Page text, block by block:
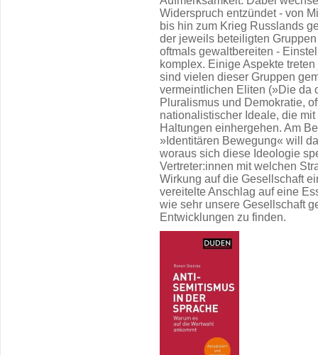
Widerspruch entzündet - von
bis hin zum Krieg Russlands
der jeweils beteiligten
oftmals gewaltbereiten -
komplex. Einige Aspekte
sind vielen dieser Gruppen
vermeintlichen Eliten (»Die da
Pluralismus und Demokratie,
nationalistischer Ideale, die
Haltungen einhergehen. Am
»Identitären Bewegung« will
woraus sich diese Ideologie
Vertreter:innen mit welchen
Wirkung auf die Gesellschaft
vereitelte Anschlag auf eine
wie sehr unsere Gesellschaft
Entwicklungen zu finden.